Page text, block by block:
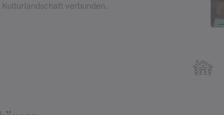
verbunden.